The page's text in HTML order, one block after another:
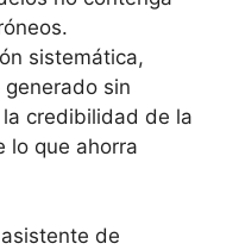
sistemática,
sin
credibilidad de la
lo que ahorra
de